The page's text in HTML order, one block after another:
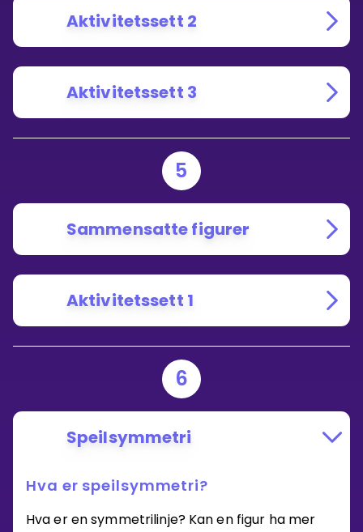
Aktivitetssett 2
Aktivitetssett 3
5
Sammensatte figurer
Aktivitetssett 1
6
Speilsymmetri
Hva er speilsymmetri?
Hva er en symmetrilinje? Kan en figur ha mer